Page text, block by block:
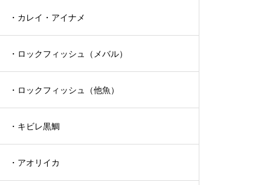
・カレイ・アイナメ
・ロックフィッシュ（メバル）
・ロックフィッシュ（他魚）
・キビレ黒鯛
・アオリイカ